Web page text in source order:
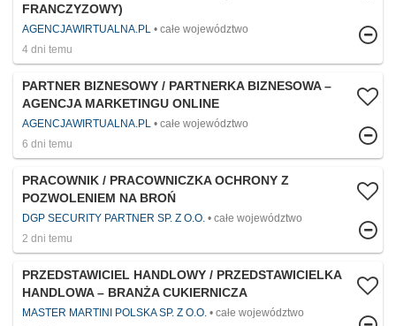
FRANCZYZOWY)
AGENCJAWIRTUALNA.PL
całe województwo
4 dni temu
PARTNER BIZNESOWY / PARTNERKA BIZNESOWA –
AGENCJA MARKETINGU ONLINE
AGENCJAWIRTUALNA.PL
całe województwo
6 dni temu
PRACOWNIK / PRACOWNICZKA OCHRONY Z
POZWOLENIEM NA BROŃ
DGP SECURITY PARTNER SP. Z O.O.
całe województwo
2 dni temu
PRZEDSTAWICIEL HANDLOWY / PRZEDSTAWICIELKA
HANDLOWA – BRANŻA CUKIERNICZA
MASTER MARTINI POLSKA SP. Z O.O.
całe województwo